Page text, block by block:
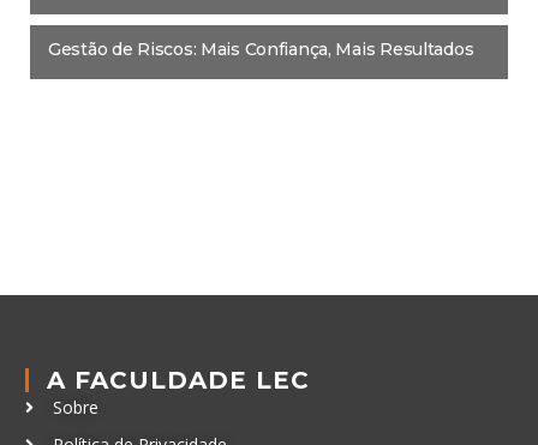
Gestão de Riscos: Mais Confiança, Mais Resultados
A FACULDADE LEC
Sobre